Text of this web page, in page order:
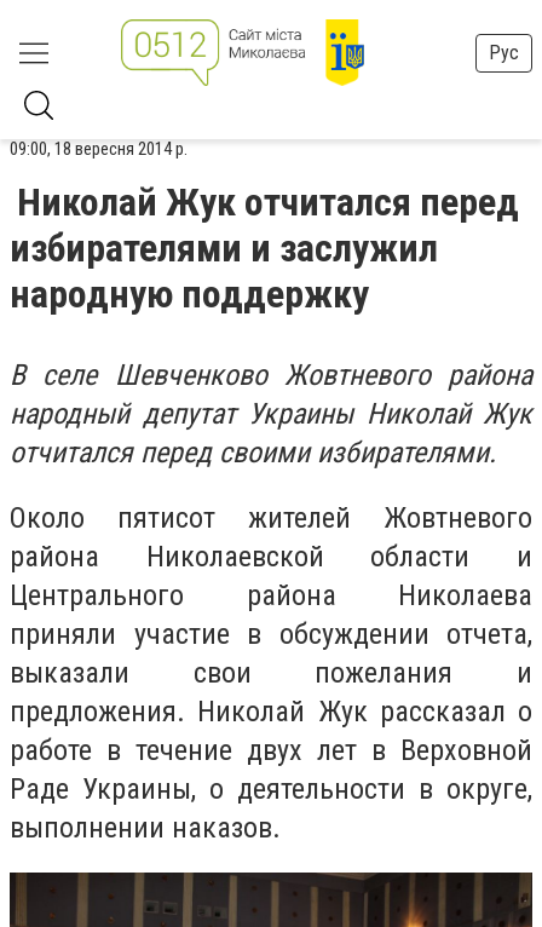
Рус
09:00, 18 вересня 2014 р.
Николай Жук отчитался перед
избирателями и заслужил
народную поддержку
В селе Шевченково Жовтневого района
народный депутат Украины Николай Жук
отчитался перед своими избирателями.
Около пятисот жителей Жовтневого
района Николаевской области и
Центрального района Николаева
приняли участие в обсуждении отчета,
выказали свои пожелания и
предложения. Николай Жук рассказал о
работе в течение двух лет в Верховной
Раде Украины, о деятельности в округе,
выполнении наказов.